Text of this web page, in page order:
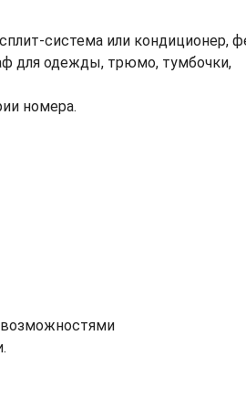
система или кондиционер,
для одежды, трюмо, тумбочки,
номера.
возможностями